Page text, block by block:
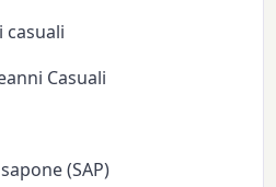
Casuali
(SAP)